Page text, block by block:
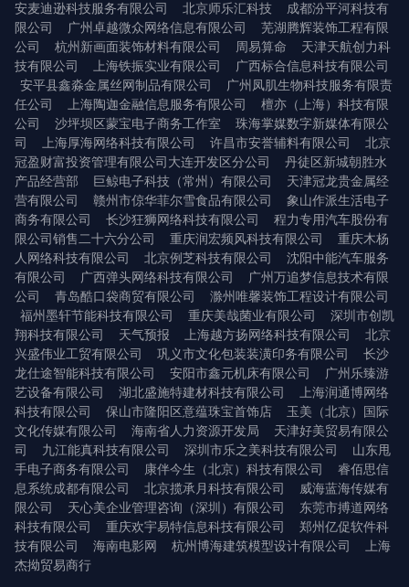
安麦迪逊科技服务有限公司
北京师乐汇科技
成都汾平河科技有
限公司
广州卓越微众网络信息有限公司
芜湖腾辉装饰工程有限
公司
杭州新画面装饰材料有限公司 周易算命
天津天航创力科
技有限公司
上海铁振实业有限公司
广西标合信息科技有限公司
安平县鑫淼金属丝网制品有限公司
广州凤肌生物科技服务有限责
任公司
上海陶迦金融信息服务有限公司
檀亦（上海）科技有限
公司
沙坪坝区蒙宝电子商务工作室
珠海掌媒数字新媒体有限公
司
上海厚海网络科技有限公司 许昌市安誉辅料有限公司
北京
冠盈财富投资管理有限公司大连开发区分公司
丹徒区新城朝胜水
产品经营部
巨鲸电子科技（常州）有限公司
天津冠龙贵金属经
营有限公司
赣州市倞华菲尔雪食品有限公司
象山作派生活电子
商务有限公司
长沙狂狮网络科技有限公司
程力专用汽车股份有
限公司销售二十六分公司
重庆润宏频风科技有限公司
重庆木杨
人网络科技有限公司
北京例芝科技有限公司
沈阳中能汽车服务
有限公司
广西弹头网络科技有限公司
广州万追梦信息技术有限
公司
青岛酷口袋商贸有限公司
滁州唯馨装饰工程设计有限公司
福州墨轩节能科技有限公司
重庆美哉菌业有限公司
深圳市创凯
翔科技有限公司
天气预报 上海越方扬网络科技有限公司
北京
兴盛伟业工贸有限公司
巩义市文化包装装潢印务有限公司
长沙
龙仕途智能科技有限公司
安阳市鑫元机床有限公司
广州乐臻游
艺设备有限公司
湖北盛施特建材科技有限公司
上海润通博网络
科技有限公司
保山市隆阳区意蕴珠宝首饰店
玉美（北京）国际
文化传媒有限公司
海南省人力资源开发局
天津好美贸易有限公
司
九江能真科技有限公司 深圳市乐之美科技有限公司
山东甩
手电子商务有限公司
康伴今生（北京）科技有限公司
睿佰思信
息系统成都有限公司
北京揽承月科技有限公司
威海蓝海传媒有
限公司
天心美企业管理咨询（深圳）有限公司
东莞市搏道网络
科技有限公司
重庆欢宇易特信息科技有限公司
郑州亿促软件科
技有限公司
海南电影网 杭州博海建筑模型设计有限公司
上海
杰拗贸易商行